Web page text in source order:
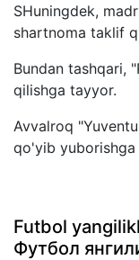
SHuningdek,
shartnoma taklif
Bundan tashqari,
qilishga tayyor.
Avvalroq
qo'yib
Futbol
Футбол